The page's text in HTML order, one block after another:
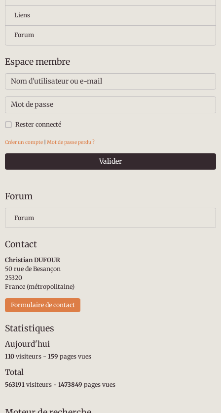
Liens
Forum
Espace membre
Rester connecté
Créer un compte | Mot de passe perdu ?
Valider
Forum
Forum
Contact
Christian DUFOUR
50 rue de Besançon
25320
France (métropolitaine)
Formulaire de contact
Statistiques
Aujourd'hui
110 visiteurs - 159 pages vues
Total
563191 visiteurs - 1473849 pages vues